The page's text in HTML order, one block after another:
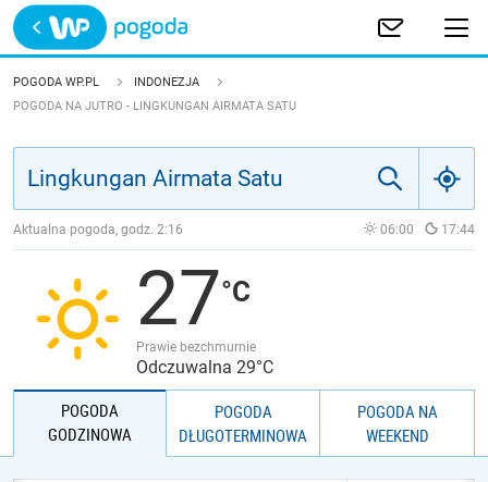
Trwa ładowanie
POLSKA
JAKOŚĆ POWIETRZA
POGODA WP.PL
INDONEZJA
POGODA NA JUTRO - LINGKUNGAN AIRMATA SATU
Aktualna pogoda, godz. 2:16 06:00 17:44
27
Prawie bezchmurnie
Odczuwalna 29°C
POGODA
GODZINOWA
POGODA
DŁUGOTERMINOWA
POGODA NA
WEEKEND